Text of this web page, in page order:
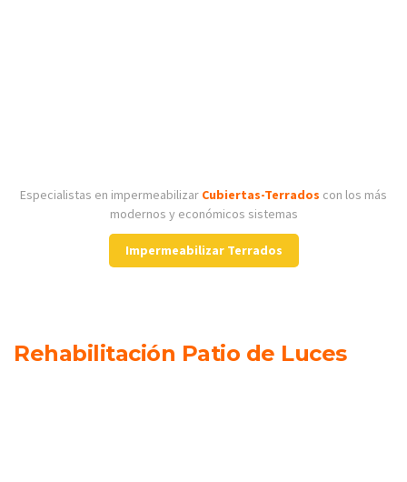
Especialistas en impermeabilizar Cubiertas-Terrados con los más
modernos y económicos sistemas
Impermeabilizar Terrados
Rehabilitación Patio de Luces